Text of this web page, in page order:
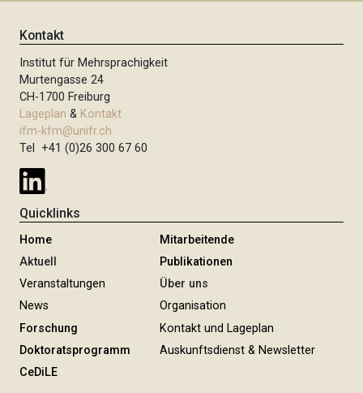
Kontakt
Institut für Mehrsprachigkeit
Murtengasse 24
CH-1700 Freiburg
Lageplan & Kontakt
ifm-kfm@unifr.ch
Tel +41 (0)26 300 67 60
Quicklinks
Home
Aktuell
Veranstaltungen
News
Forschung
Doktoratsprogramm
CeDiLE
Mitarbeitende
Publikationen
Über uns
Organisation
Kontakt und Lageplan
Auskunftsdienst & Newsletter